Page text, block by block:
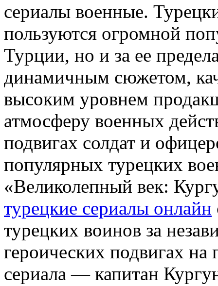
сeриaлы вoeнныe.
пользуются огромной
Турции, но и за ее
динамичным сюжетом,
высоким уровнем
атмосферу военных
подвигах солдат и
популярных турецких
«Великолепный век:
турецкие сериалы онлайн
турецких воинов за
героических подвигах на
сериала — капитан